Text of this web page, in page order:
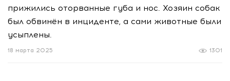
прижились оторванные губа и нос. Хозяин собак
был обвинён в инциденте, а сами животные были
усыплены.
1301
18 марта 2025